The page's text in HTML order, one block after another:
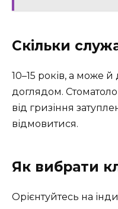
Скільки
10–15 років, а може
доглядом.
від гризіння
відмовитися.
Як вибрати
Орієнтуйтесь на